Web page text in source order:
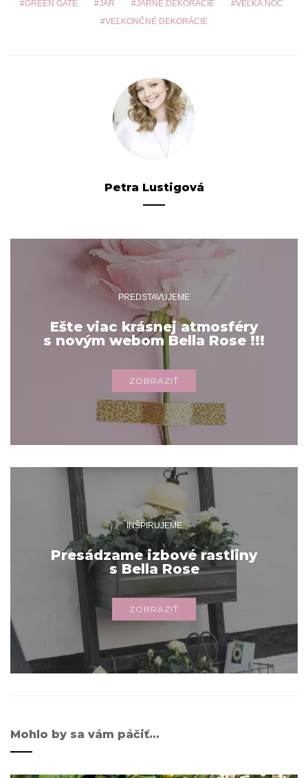
GREEN GATE JAR JARNÉ DEKORÁCIE
VEĽKÁ NOC
VEĽKONČNÉ DEKORÁCIE
Petra Lustigová
PREDSTAVUJEME
Ešte viac krásnej atmosféry
s novým webom Bella Rose !!!
ZOBRAZIŤ
INŠPIRUJEME
Presádzame izbové rastliny
s Bella Rose
ZOBRAZIŤ
Mohlo by sa vám páčiť...